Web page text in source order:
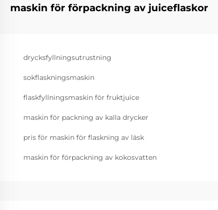
maskin för förpackning av juiceflaskor
drycksfyllningsutrustning
sokflaskningsmaskin
flaskfyllningsmaskin för fruktjuice
maskin för packning av kalla drycker
pris för maskin för flaskning av läsk
maskin för förpackning av kokosvatten